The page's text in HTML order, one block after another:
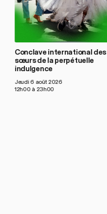
Conclave international des
sœurs de la perpétuelle
indulgence
Jeudi 6 août 2026
12h00 à 23h00